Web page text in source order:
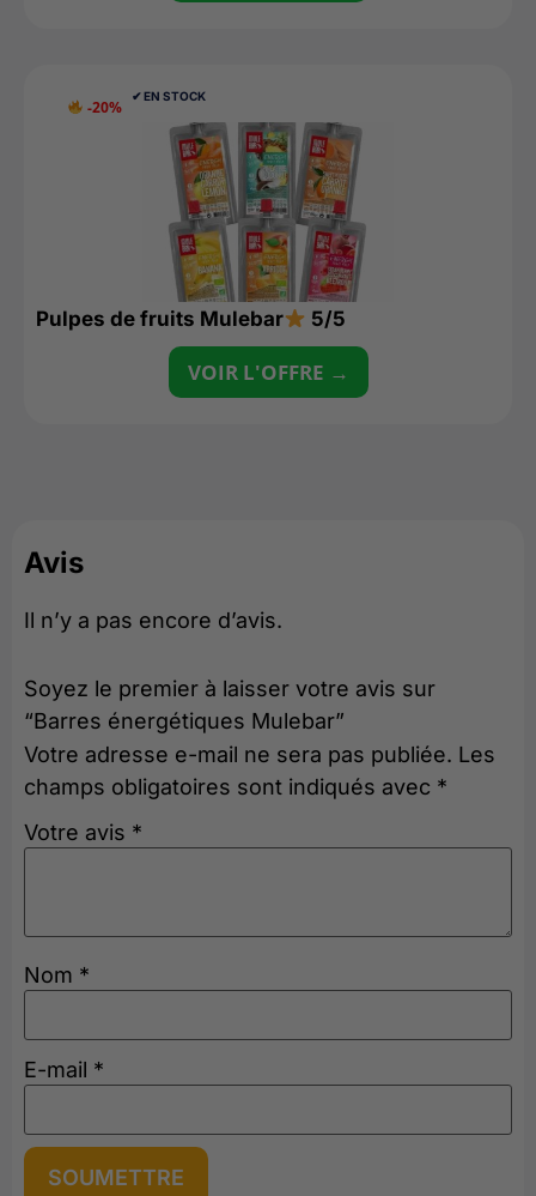
-20%
✔︎ EN STOCK
Pulpes de fruits Mulebar 5/5
VOIR L'OFFRE →
Avis
Il n’y a pas encore d’avis.
Soyez le premier à laisser votre avis sur
“Barres énergétiques Mulebar”
Votre adresse e-mail ne sera pas publiée. Les
champs obligatoires sont indiqués avec *
Votre avis *
Nom *
E-mail *